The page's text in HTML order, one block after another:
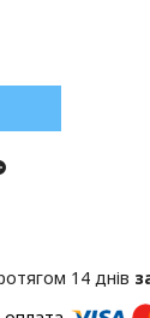
14 днів